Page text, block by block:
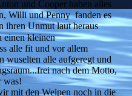
und Cooper haben alles
Willi und Penny fanden es
ihren Unmut laut heraus
einen kleinen
alle fit und vor allem
wuselten alle aufgeregt und
nach dem Motto,
was!
mit den Welpen noch in die